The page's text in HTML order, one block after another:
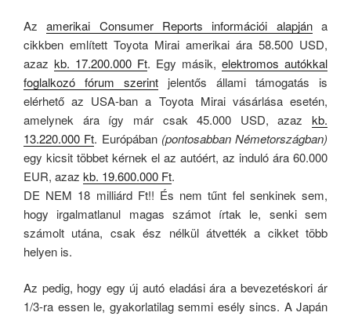
Azamerikai Consumer Reports információi alapjána
cikkben említett Toyota Mirai amerikai ára 58.500 USD,
azaz kb. 17.200.000 Ft. Egy másik, elektromos autókkal
foglalkozó fórum szerint jelentős állami támogatás is
elérhető az USA-ban a Toyota Mirai vásárlása esetén,
amelynek ára így már csak 45.000 USD, azaz kb.
13.220.000 Ft. Európában (pontosabban Németországban)
egy kicsit többet kérnek el az autóért, az induló ára 60.000
EUR, azaz kb. 19.600.000 Ft.
DE NEM 18 milliárd Ft!! És nem tűnt fel senkinek sem,
hogy irgalmatlanul magas számot írtak le, senki sem
számolt utána, csak ész nélkül átvették a cikket több
helyen is.
Az pedig, hogy egy új autó eladási ára a bevezetéskori ár
1/3-ra essen le, gyakorlatilag semmi esély sincs. A Japán